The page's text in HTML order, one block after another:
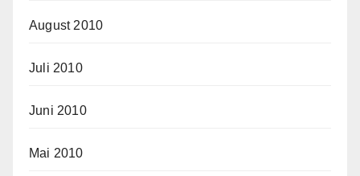
August 2010
Juli 2010
Juni 2010
Mai 2010